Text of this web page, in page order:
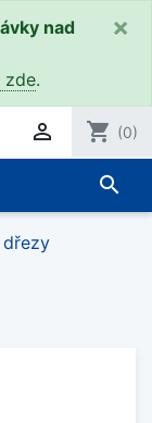
nad
zde.
×
 shopping_cart (0)
search
dřezy